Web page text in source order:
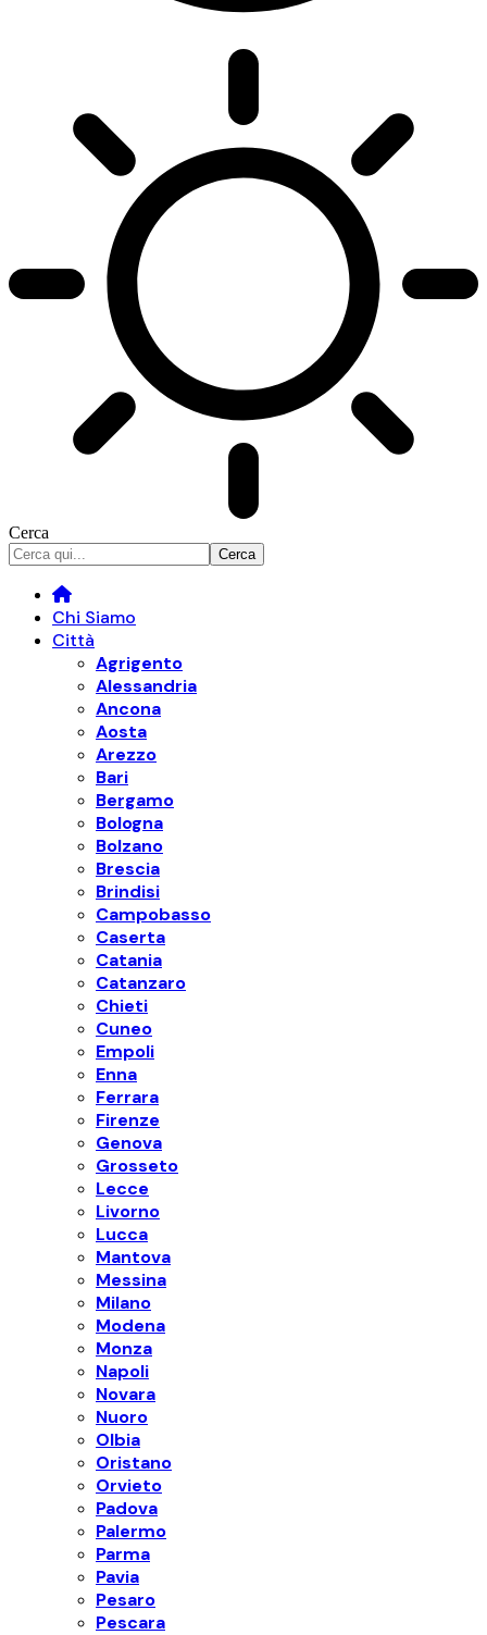
Cerca
Chi Siamo
Città
Agrigento
Alessandria
Ancona
Aosta
Arezzo
Bari
Bergamo
Bologna
Bolzano
Brescia
Brindisi
Campobasso
Caserta
Catania
Catanzaro
Chieti
Cuneo
Empoli
Enna
Ferrara
Firenze
Genova
Grosseto
Lecce
Livorno
Lucca
Mantova
Messina
Milano
Modena
Monza
Napoli
Novara
Nuoro
Olbia
Oristano
Orvieto
Padova
Palermo
Parma
Pavia
Pesaro
Pescara